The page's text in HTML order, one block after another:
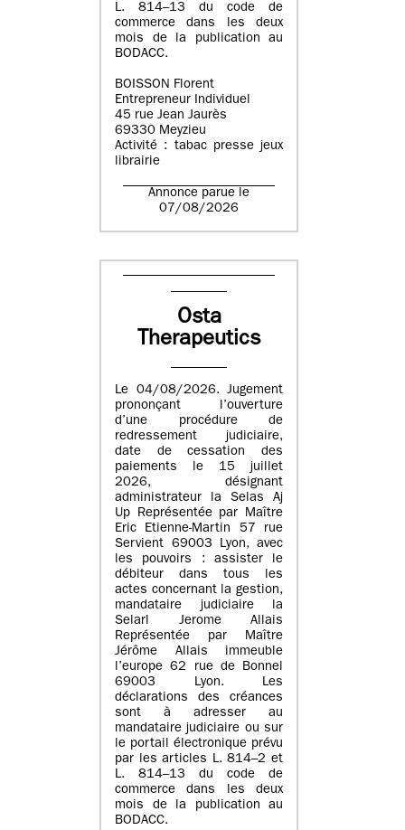
L. 814–13 du code de
commerce dans les deux
mois de la publication au
BODACC.
BOISSON Florent
Entrepreneur Individuel
45 rue Jean Jaurès
69330 Meyzieu
Activité : tabac presse jeux
librairie
Annonce parue le
07/08/2026
Osta
Therapeutics
Le 04/08/2026. Jugement
prononçant l’ouverture
d’une procédure de
redressement judiciaire,
date de cessation des
paiements le 15 juillet
2026, désignant
administrateur la Selas Aj
Up Représentée par Maître
Eric Etienne-Martin 57 rue
Servient 69003 Lyon, avec
les pouvoirs : assister le
débiteur dans tous les
actes concernant la gestion,
mandataire judiciaire la
Selarl Jerome Allais
Représentée par Maître
Jérôme Allais immeuble
l’europe 62 rue de Bonnel
69003 Lyon. Les
déclarations des créances
sont à adresser au
mandataire judiciaire ou sur
le portail électronique prévu
par les articles L. 814–2 et
L. 814–13 du code de
commerce dans les deux
mois de la publication au
BODACC.